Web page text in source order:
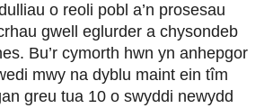
o reoli pobl a’n prosesau
gwell eglurder a chysondeb
Bu’r cymorth hwn yn anhepgor
mwy na dyblu maint ein tîm
greu tua 10 o swyddi newydd